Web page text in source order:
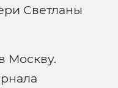
Светланы
Москву.